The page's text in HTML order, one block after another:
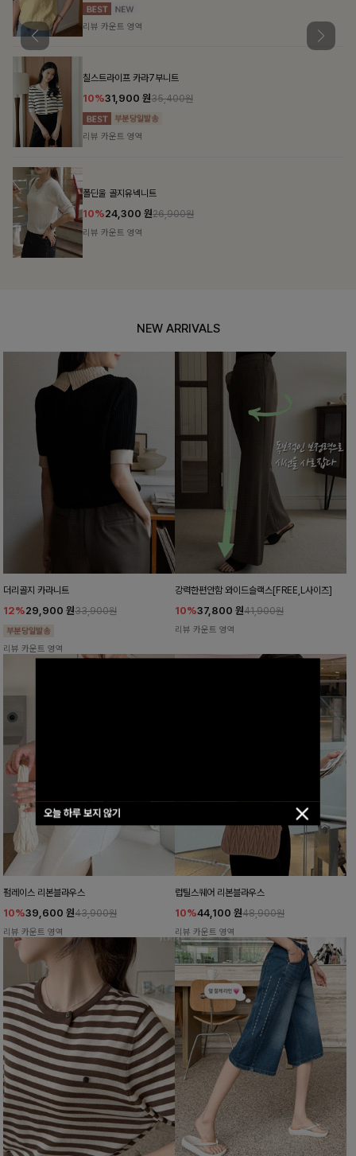
오늘 하루 보지 않기
리뷰 카운트 영역
특스트라이프 링클원피스+스트링자켓SET
12%69,900원79,400원
리뷰 카운트 영역
NEW ARRIVALS
더리골지 카라니트
12%29,900 원33,900원
리뷰 카운트 영역
강력한편안함 와이드슬랙스[FREE,L사이즈]
10%37,800 원41,900원
리뷰 카운트 영역
펌레이스 리본블라우스
10%39,600 원43,900원
리뷰 카운트 영역
럽틸스퀘어 리본블라우스
10%44,100 원48,900원
리뷰 카운트 영역